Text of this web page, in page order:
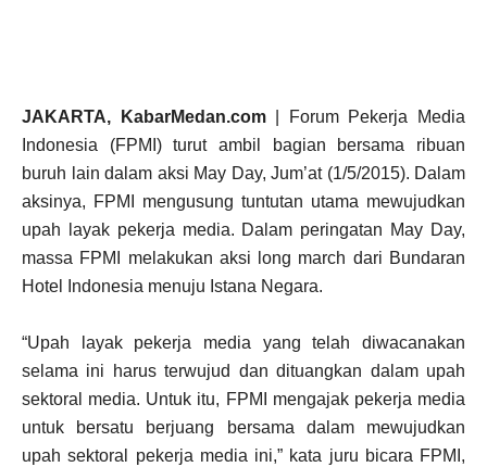
JAKARTA, KabarMedan.com| Forum Pekerja Media
Indonesia (FPMI) turut ambil bagian bersama ribuan
buruh lain dalam aksi May Day, Jum’at (1/5/2015). Dalam
aksinya, FPMI mengusung tuntutan utama mewujudkan
upah layak pekerja media. Dalam peringatan May Day,
massa FPMI melakukan aksi long march dari Bundaran
Hotel Indonesia menuju Istana Negara.
“Upah layak pekerja media yang telah diwacanakan
selama ini harus terwujud dan dituangkan dalam upah
sektoral media. Untuk itu, FPMI mengajak pekerja media
untuk bersatu berjuang bersama dalam mewujudkan
upah sektoral pekerja media ini,” kata juru bicara FPMI,